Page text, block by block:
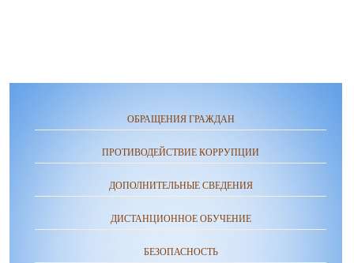
ОБРАЩЕНИЯ ГРАЖДАН
ПРОТИВОДЕЙСТВИЕ КОРРУПЦИИ
ДОПОЛНИТЕЛЬНЫЕ СВЕДЕНИЯ
ДИСТАНЦИОННОЕ ОБУЧЕНИЕ
БЕЗОПАСНОСТЬ